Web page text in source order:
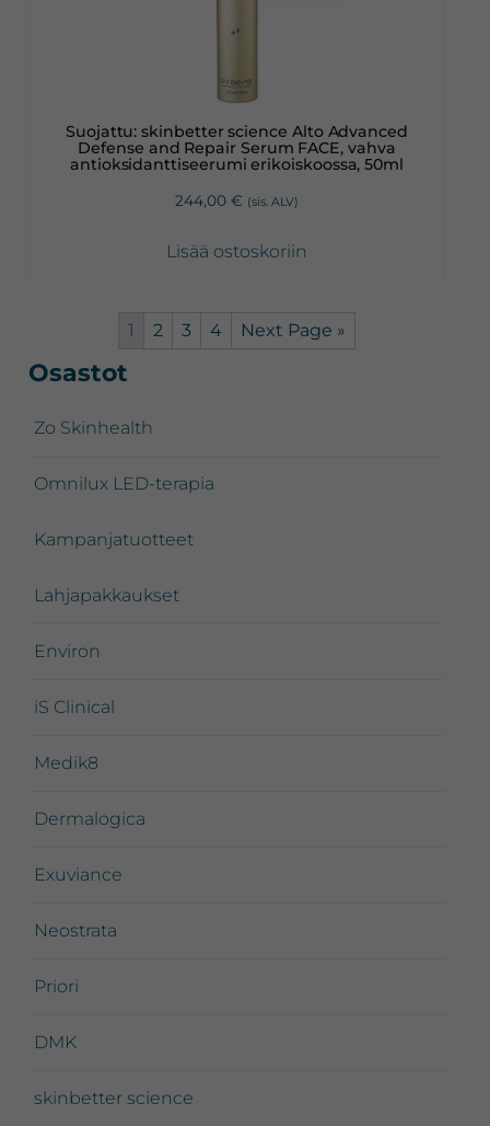
Suojattu: skinbetter science Alto Advanced
Defense and Repair Serum FACE, vahva
antioksidanttiseerumi erikoiskoossa, 50ml
244,00 € (sis. ALV)
Lisää ostoskoriin
1 2 3 4 Next Page »
Ensisijainen
Osastot
Zo Skinhealth
Omnilux LED-terapia
Kampanjatuotteet
Lahjapakkaukset
Environ
iS Clinical
Medik8
Dermalogica
Exuviance
Neostrata
Priori
DMK
skinbetter science